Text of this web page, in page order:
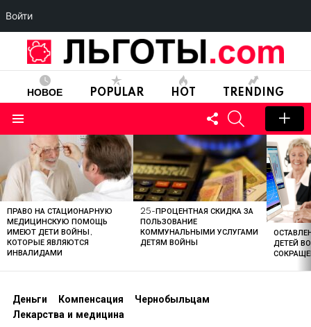
НОВОЕ POPULAR HOT TRENDING
FOLLOW
US
LATEST
STORIES
ПРАВО НА СТАЦИОНАРНУЮ
МЕДИЦИНСКУЮ ПОМОЩЬ
ИМЕЮТ ДЕТИ ВОЙНЫ,
КОТОРЫЕ ЯВЛЯЮТСЯ
ИНВАЛИДАМИ
25-ПРОЦЕНТНАЯ СКИДКА ЗА
ПОЛЬЗОВАНИЕ
КОММУНАЛЬНЫМИ УСЛУГАМИ
ДЕТЯМ ВОЙНЫ
ДЕТЕЙ
Деньги Компенсация
Чернобыльцам
Лекарства и медицина
Войти